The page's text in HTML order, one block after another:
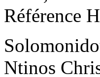
Référence
Ntinos